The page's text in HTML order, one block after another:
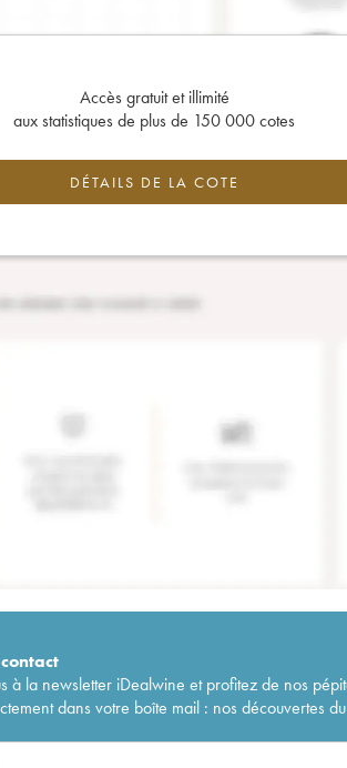
Accès gratuit et illimité
aux statistiques de plus de 150 000 cotes
DÉTAILS DE LA COTE
contact
à la newsletter iDealwine et profitez de nos
dans votre boîte mail : nos découvertes